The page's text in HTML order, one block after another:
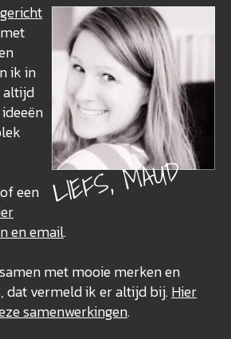
LIEFS, MAUD
ik in
altijd
een
en email.
met mooie merken en
dat vermeld ik er altijd bij.Hier
samenwerkingen.